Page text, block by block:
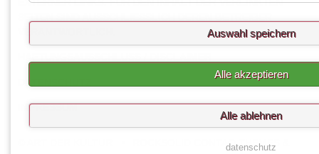
DATENSCHUTZ
IMPRESSUM
ROCKSOLID CONTAO THEMES &
Auswahl speichern
Alle akzeptieren
Alle ablehnen
datenschutz